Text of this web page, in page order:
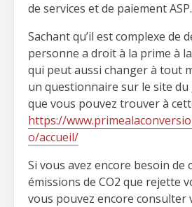
de services et de paiement ASP.
Sachant qu’il est complexe de
personne a droit à la prime à
qui peut aussi changer à tout
un questionnaire sur le site
que vous pouvez trouver à
https://
o/accueil/
Si vous avez encore besoin de
émissions de CO2 que rejette
vous pouvez encore consulter